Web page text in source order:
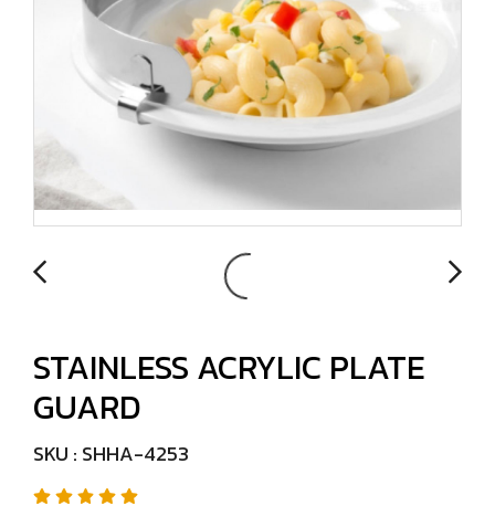
STAINLESS ACRYLIC PLATE
GUARD
SKU : SHHA-4253